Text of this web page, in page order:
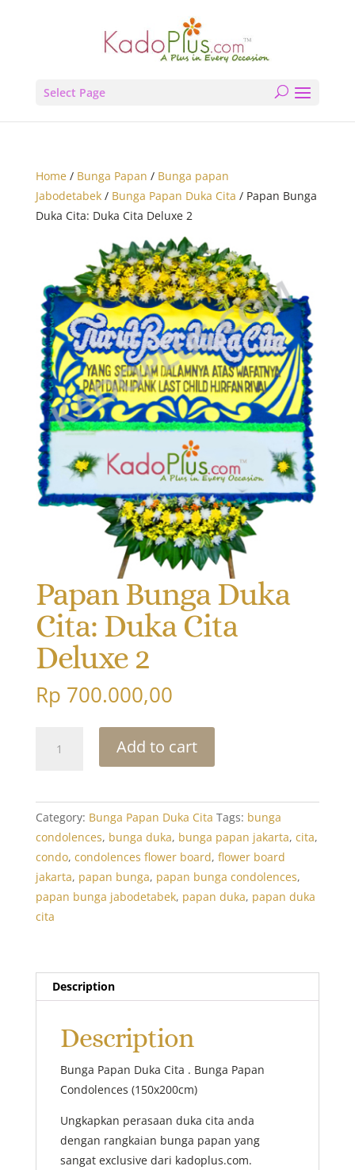
Select Page
Home/ Bunga Papan / Bunga papan
Jabodetabek/ Bunga Papan Duka Cita / Papan Bunga
Duka Cita: Duka Cita Deluxe 2
Papan Bunga Duka
Cita: Duka Cita
Deluxe 2
Rp 700.000,00
Bunga
Duka
Cita
Deluxe
2
quantity
Add to cart
Category: Bunga Papan Duka Cita Tags: bunga
condolences, bunga duka, bunga papan jakarta, cita,
condo, condolences flower board, flower board
jakarta, papan bunga, papan bunga condolences,
papan bunga jabodetabek, papan duka, papan duka
cita
Description
Description
Bunga Papan Duka Cita . Bunga Papan
Condolences (150x200cm)
Ungkapkan perasaan duka cita anda
dengan rangkaian bunga papan yang
sangat exclusive dari kadoplus.com.